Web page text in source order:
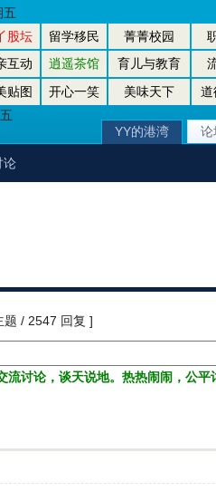
股坛 留学移民 菁菁校园
互动
逍遥茶馆 育儿与教育
贴图
开心一笑 美味天下
道
五
YY的港湾 论
论
/ 2547 回复 ]
流讨论，谈天说地。热热闹闹，公